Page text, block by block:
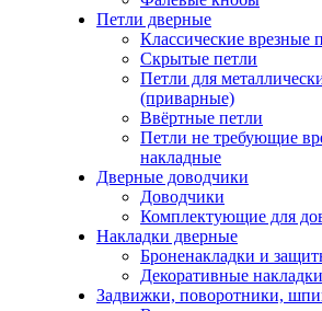
Петли дверные
Классические врезные
Скрытые петли
Петли для
(приварные)
Ввёртные петли
Петли не требующие
накладные
Дверные доводчики
Доводчики
Комплектующие для
Накладки дверные
Броненакладки и
Декоративные накладки
Задвижки, поворотники,